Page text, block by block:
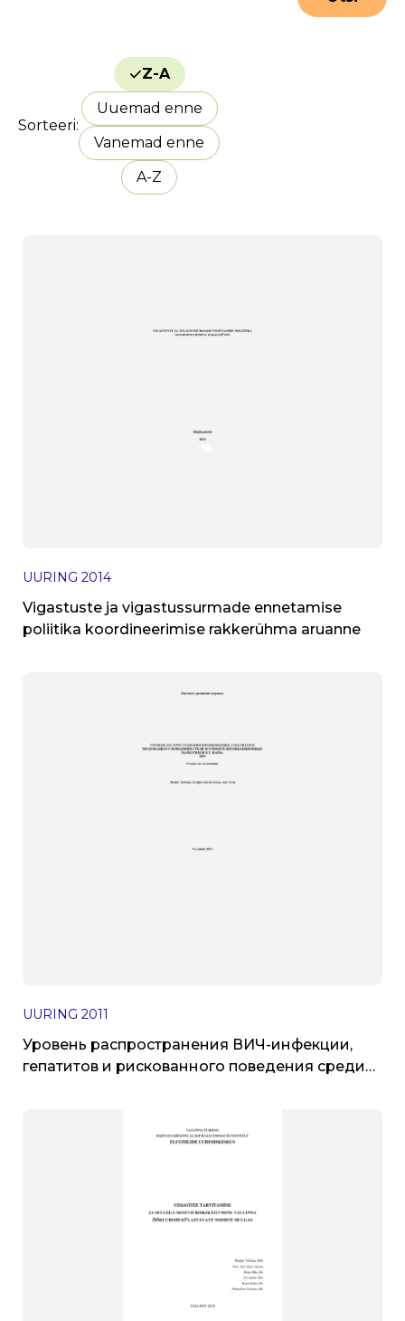
Sorteeri
Uuemad enne
Vanemad enne
A-Z
Z-A
UURING 2014
Vigastuste ja vigastussurmade ennetamise
poliitika koordineerimise rakkerühma aruanne
UURING 2011
Уровень распространения ВИЧ-инфекции,
гепатитов и рискованного поведения среди